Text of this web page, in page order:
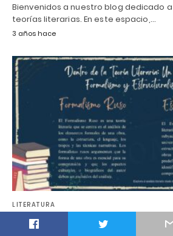
Bienvenidos a nuestro blog dedicado
teorías literarias. En este espacio,…
3 años hace
LITERATURA
El Formalismo Ruso vs. El